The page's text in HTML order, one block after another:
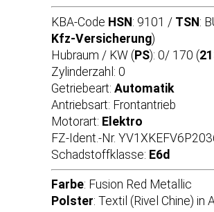
KBA-Code HSN: 9101 / TSN:
Kfz-Versicherung)
Hubraum / KW (PS): 0/ 170 (
Zylinderzahl: 0
Getriebeart: Automatik
Antriebsart: Frontantrieb
Motorart: Elektro
FZ-Ident.-Nr.
Schadstoffklasse: E6d
Farbe: Fusion Red Metallic
Polster: Textil (Rivel Chine) in